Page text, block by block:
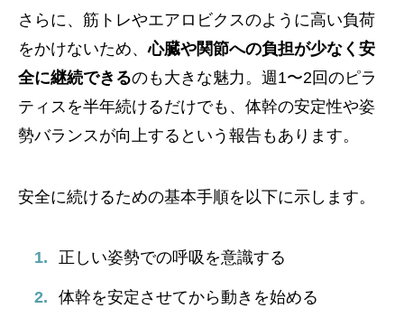
さらに、筋トレやエアロビクスのように高い負荷
をかけないため、心臓や関節への負担が少なく安
全に継続できるのも大きな魅力。週1〜2回のピラ
ティスを半年続けるだけでも、体幹の安定性や姿
勢バランスが向上するという報告もあります。
安全に続けるための基本手順を以下に示します。
正しい姿勢での呼吸を意識する
体幹を安定させてから動きを始める